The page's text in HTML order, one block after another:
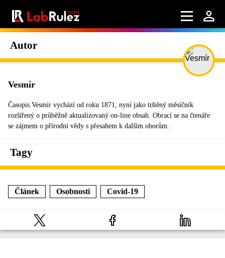
Autor
Vesmír
Časopis Vesmír vychází od roku 1871, nyní jako tištěný měsíčník
rozšířený o průběžně aktualizovaný on-line obsah. Obrací se na čtenáře
se zájmem o přírodní vědy s přesahem k dalším oborům.
Tagy
Článek Osobnosti Covid-19